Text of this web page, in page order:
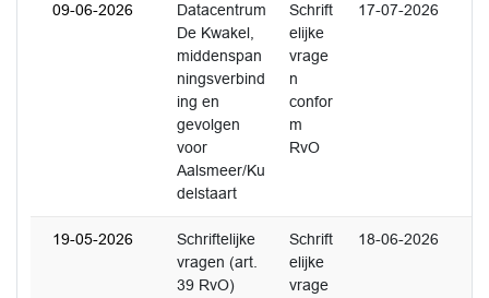
09-06-2026
Datacentrum
De Kwakel,
middenspan
ningsverbind
ing en
gevolgen
voor
Aalsmeer/Ku
delstaart
Schrift
elijke
vrage
n
confor
m
RvO
17-07-2026
19-05-2026
Schriftelijke
vragen (art.
39 RvO)
Schrift
elijke
vrage
18-06-2026